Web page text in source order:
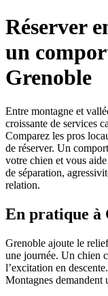
Réserver
un
Grenoble
Entre montagne et
croissante de services
Comparez les pros
de réserver. Un
votre chien et vous
de séparation,
relation.
En pratique à
Grenoble ajoute le
une journée. Un chien
l’excitation en
Montagnes demandent